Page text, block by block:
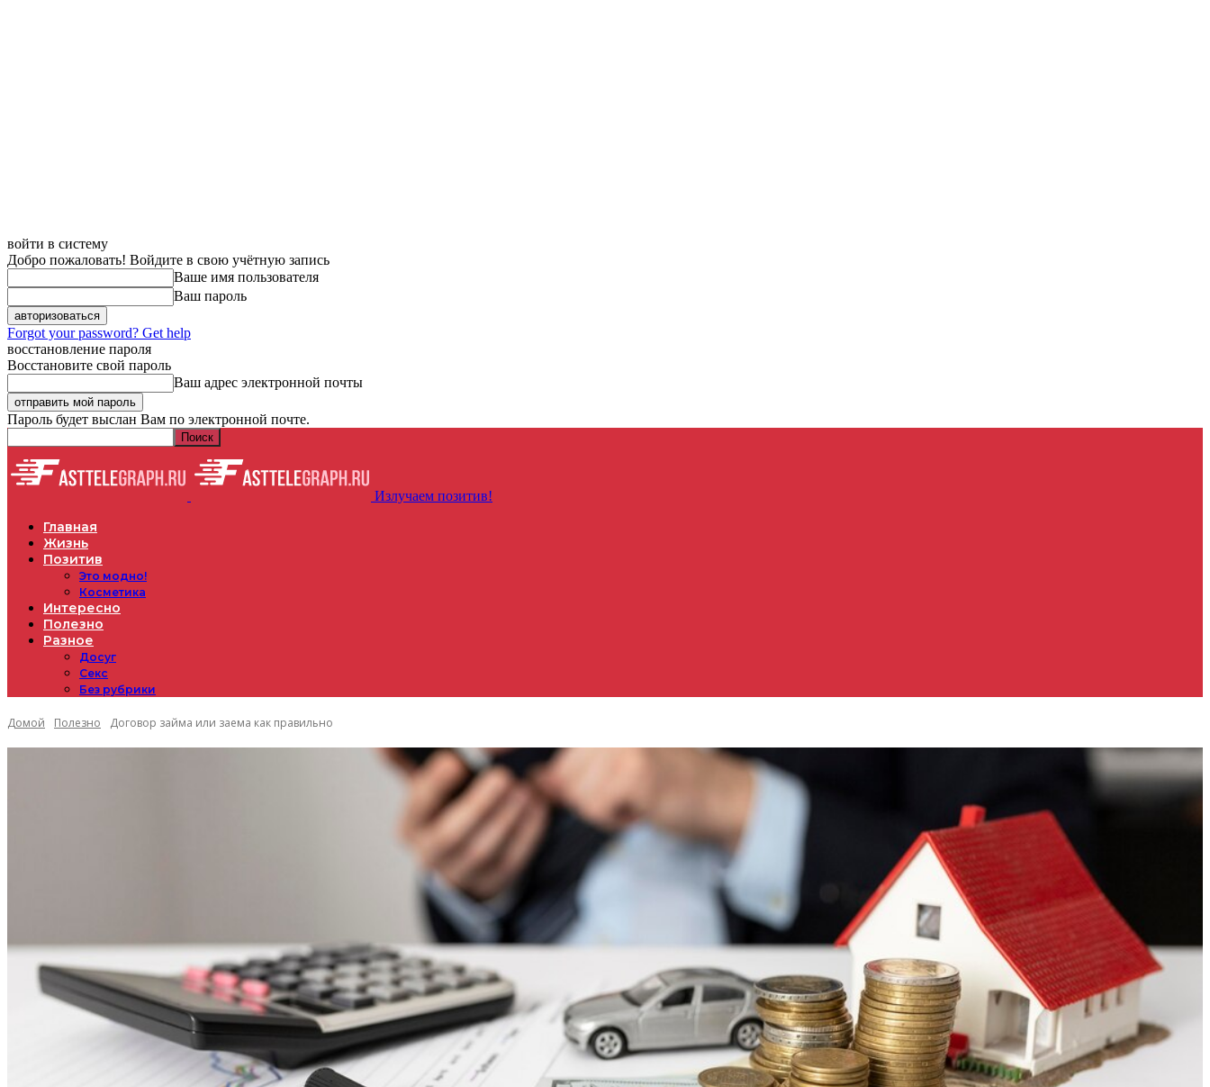
войти в систему
Добро пожаловать! Войдите в свою учётную запись
Ваше имя пользователя
Ваш пароль
Forgot your password? Get help
восстановление пароля
Восстановите свой пароль
Ваш адрес электронной почты
Пароль будет выслан Вам по электронной почте.
Излучаем позитив!
Главная
Жизнь
Позитив
Это модно!
Косметика
Интересно
Полезно
Разное
Досуг
Секс
Без рубрики
Домой Полезно Договор займа или заема как правильно